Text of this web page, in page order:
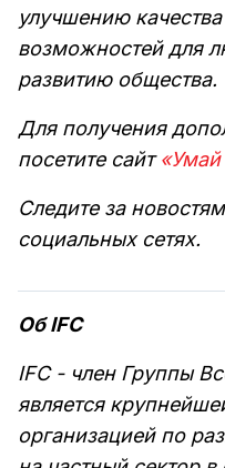
улучшению
возможностей для
развитию общества.
Для получения
посетите сайт«Умай
Следите за
социальных сетях.
Об IFC
IFC - член Группы
является
организацией по